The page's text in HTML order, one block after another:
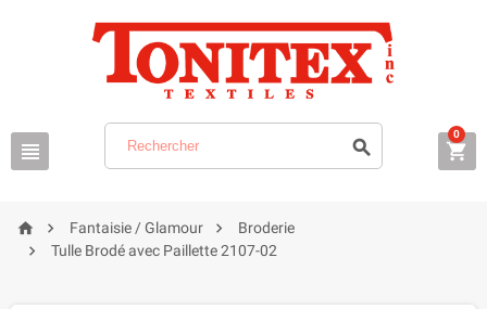
  
0
  Fantaisie / Glamour  Broderie
 Tulle Brodé avec Paillette 2107-02